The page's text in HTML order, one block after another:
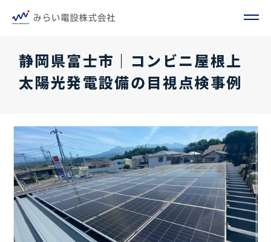
静岡県富士市｜コンビニ屋根上
太陽光発電設備の目視点検事例